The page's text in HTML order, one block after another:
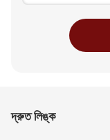
দ্রুত লিঙ্ক